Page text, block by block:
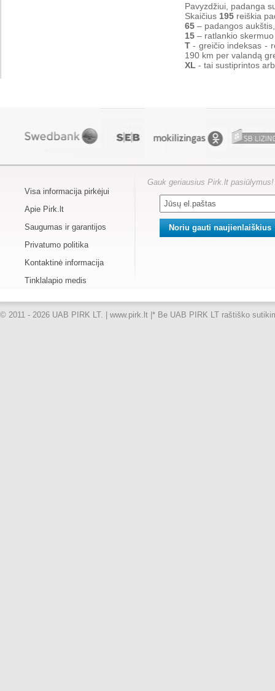
Pavyzdžiui, padanga
Skaičius 195reiškia
65– padangos
15– ratlankio
T- greičio indeksas -
190 km per valandą
XL - tai sustiprintos
Visa informacija pirkėjui
Apie Pirk.lt
Saugumas ir garantijos
Privatumo politika
Kontaktinė informacija
Tinklalapio medis
Gauk geriausius Pirk.lt pasiūlymus!
© 2011 - 2026 UAB PIRK LT. | www.pirk.lt | * Be UAB PIRK LT raštiško